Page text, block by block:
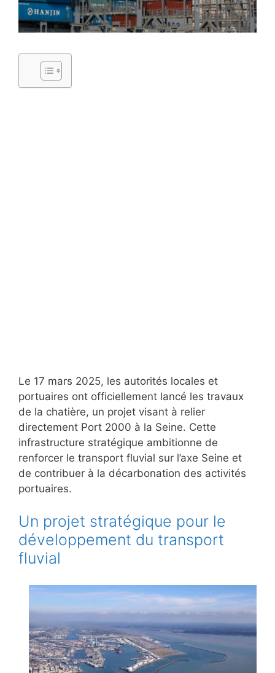
Le 17 mars 2025, les autorités locales et
portuaires ont officiellement lancé les travaux
de la chatière, un projet visant à relier
directement Port 2000 à la Seine. Cette
infrastructure stratégique ambitionne de
renforcer le transport fluvial sur l’axe Seine et
de contribuer à la décarbonation des activités
portuaires.
Un projet stratégique pour le
développement du transport
fluvial